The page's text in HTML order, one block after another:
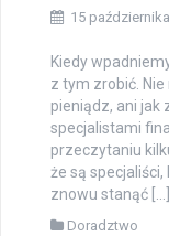
15
Kiedy
z tym zrobić.
pieniądz, ani jak
specjalistami
przeczytaniu
że są
znowu stanąć […]
Doradztwo